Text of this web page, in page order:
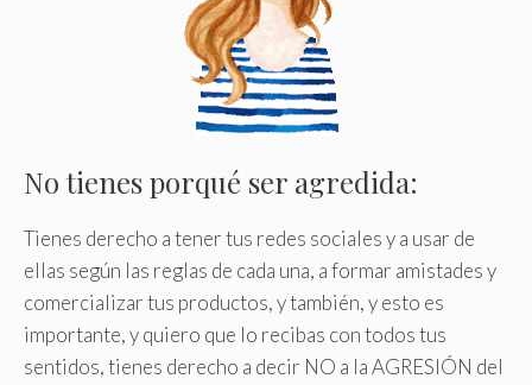
No tienes porqué ser agredida:
Tienes derecho a tener tus redes sociales y a usar de
ellas según las reglas de cada una, a formar amistades y
comercializar tus productos, y también, y esto es
importante, y quiero que lo recibas con todos tus
sentidos, tienes derecho a decir NO a la AGRESIÓN del